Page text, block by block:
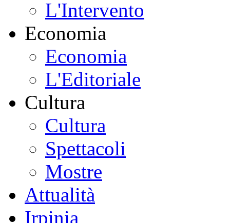
L'Intervento
Economia
Economia
L'Editoriale
Cultura
Cultura
Spettacoli
Mostre
Attualità
Irpinia